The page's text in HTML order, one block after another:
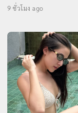
9 ชั่วโมง ago